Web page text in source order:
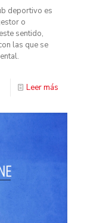
deportivo es
o
sentido,
las que se
Leer más